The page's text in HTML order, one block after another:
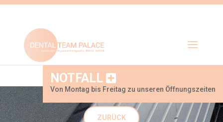
NOTFALL
Von Montag bis Freitag zu unseren Öffnungszeiten
ZURÜCK